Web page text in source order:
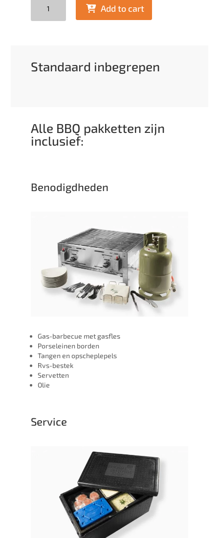
Add to cart
Standaard inbegrepen
Alle BBQ pakketten zijn
inclusief:
Benodigdheden
Gas-barbecue met gasfles
Porseleinen borden
Tangen en opscheplepels
Rvs-bestek
Servetten
Olie
Service